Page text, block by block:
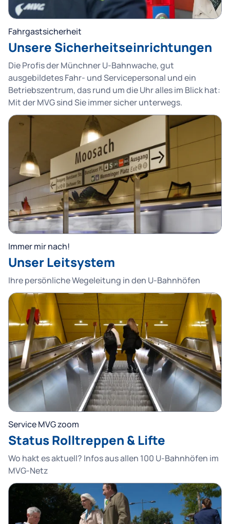
Fahrgastsicherheit
Unsere Sicherheitseinrichtungen
Die Profis der Münchner U-Bahnwache, gut
ausgebildetes Fahr- und Servicepersonal und ein
Betriebszentrum, das rund um die Uhr alles im Blick hat:
Mit der MVG sind Sie immer sicher unterwegs.
Immer mir nach!
Unser Leitsystem
Ihre persönliche Wegeleitung in den U-Bahnhöfen
Service MVG zoom
Status Rolltreppen & Lifte
Wo hakt es aktuell? Infos aus allen 100 U-Bahnhöfen im
MVG-Netz